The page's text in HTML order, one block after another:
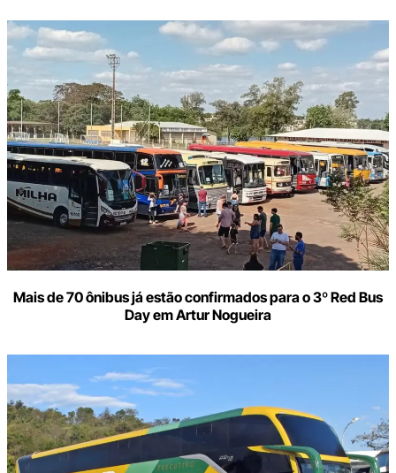
Mais de 70 ônibus já estão confirmados para o 3º Red Bus
Day em Artur Nogueira